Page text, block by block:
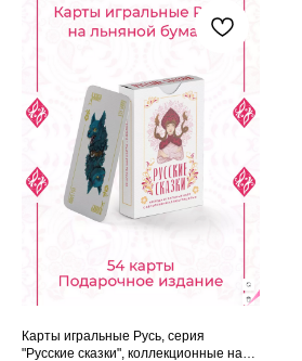
Карты игральные Русь, серия
"Русские сказки", коллекционные на